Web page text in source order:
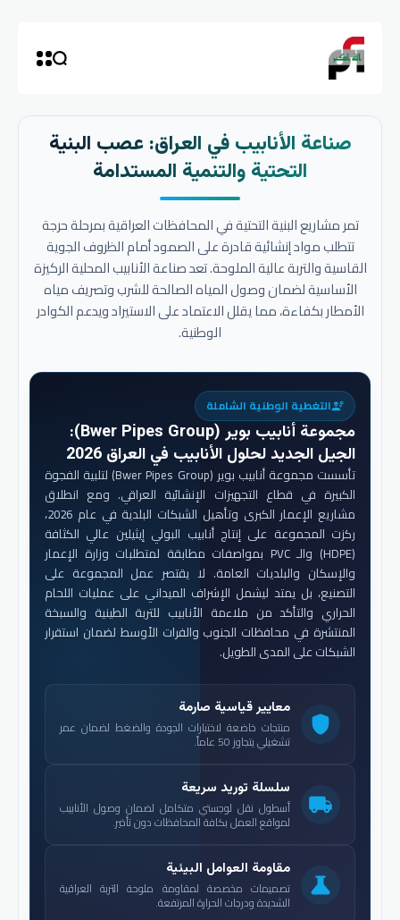
صناعة الأنابيب في العراق: عصب البنية
التحتية والتنمية المستدامة
تمر مشاريع البنية التحتية في المحافظات العراقية بمرحلة حرجة
تتطلب مواد إنشائية قادرة على الصمود أمام الظروف الجوية
القاسية والتربة عالية الملوحة. تعد صناعة الأنابيب المحلية الركيزة
الأساسية لضمان وصول المياه الصالحة للشرب وتصريف مياه
الأمطار بكفاءة، مما يقلل الاعتماد على الاستيراد ويدعم الكوادر
الوطنية.
engineeringالتغطية الوطنية الشاملة
مجموعة أنابيب بوير (Bwer Pipes Group)
:
الجيل الجديد لحلول الأنابيب في العراق 2026
تأسست مجموعة أنابيب بوير (Bwer Pipes Group) لتلبية الفجوة
الكبيرة في قطاع التجهيزات الإنشائية العراقي. ومع انطلاق
مشاريع الإعمار الكبرى وتأهيل الشبكات البلدية في عام 2026،
ركزت المجموعة على إنتاج أنابيب البولي إيثيلين عالي الكثافة
(HDPE) والـ PVC بمواصفات مطابقة لمتطلبات وزارة الإعمار
والإسكان والبلديات العامة. لا يقتصر عمل المجموعة على
التصنيع، بل يمتد ليشمل الإشراف الميداني على عمليات اللحام
الحراري والتأكد من ملاءمة الأنابيب للتربة الطينية والسبخة
المنتشرة في محافظات الجنوب والفرات الأوسط لضمان استقرار
الشبكات على المدى الطويل.
shield
معايير قياسية صارمة
منتجات خاضعة لاختبارات الجودة والضغط لضمان عمر
تشغيلي يتجاوز 50 عاماً.
local_shipping
سلسلة توريد سريعة
أسطول نقل لوجستي متكامل لضمان وصول الأنابيب
لمواقع العمل بكافة المحافظات دون تأخير.
science
مقاومة العوامل البيئية
تصميمات مخصصة لمقاومة ملوحة التربة العراقية
الشديدة ودرجات الحرارة المرتفعة.